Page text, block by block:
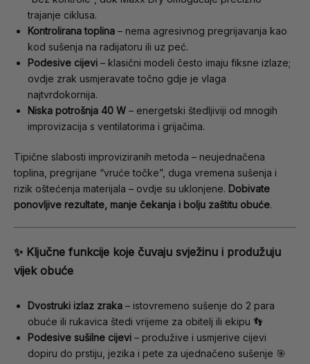
trajanje ciklusa.
Kontrolirana toplina – nema agresivnog pregrijavanja kao
kod sušenja na radijatoru ili uz peć.
Podesive cijevi – klasični modeli često imaju fiksne izlaze;
ovdje zrak usmjeravate točno gdje je vlaga
najtvrdokornija.
Niska potrošnja 40 W – energetski štedljiviji od mnogih
improvizacija s ventilatorima i grijačima.
Tipične slabosti improviziranih metoda – neujednačena
toplina, pregrijane “vruće točke”, duga vremena sušenja i
rizik oštećenja materijala – ovdje su uklonjene. Dobivate
ponovljive rezultate, manje čekanja i bolju zaštitu obuće.
✨ Ključne funkcije koje čuvaju svježinu i produžuju
vijek obuće
Dvostruki izlaz zraka – istovremeno sušenje do 2 para
obuće ili rukavica štedi vrijeme za obitelj ili ekipu 👣
Podesive sušilne cijevi – produžive i usmjerive cijevi
dopiru do prstiju, jezika i pete za ujednačeno sušenje 🎯